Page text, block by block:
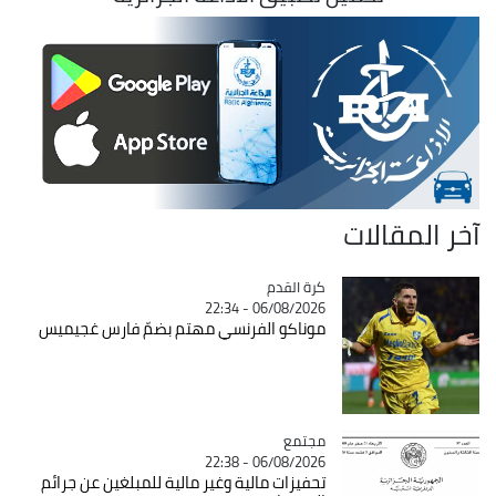
آخر المقالات
Catégorie
كرة القدم
06/08/2026 - 22:34
موناكو الفرنسي مهتم بضمّ فارس غجيميس
Catégorie
مجتمع
06/08/2026 - 22:38
تحفيزات مالية وغير مالية للمبلغين عن جرائم